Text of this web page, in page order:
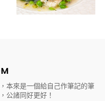
本來是一個給自己作筆記的筆
公諸同好更好！